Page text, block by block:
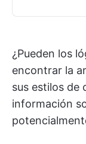
¿Pueden los
encontrar la
sus estilos de
información